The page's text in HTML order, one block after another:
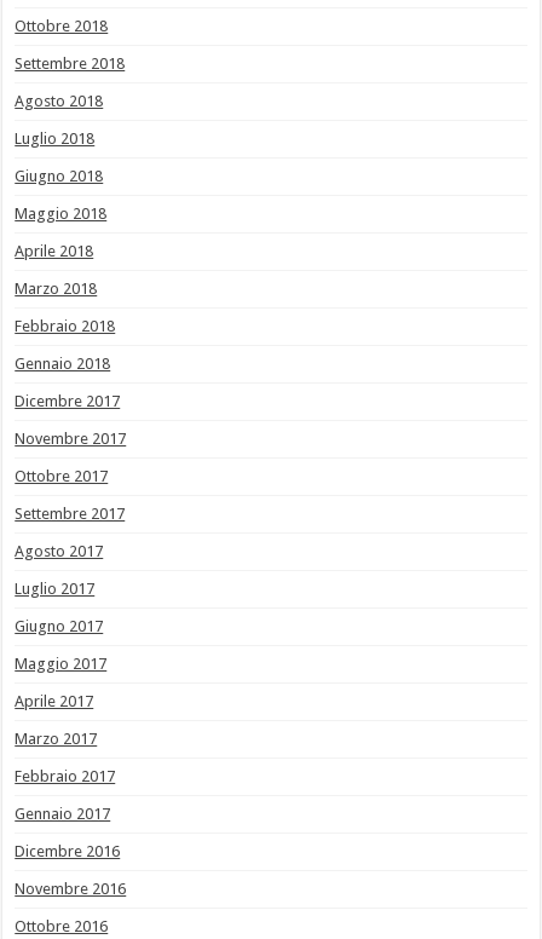
Ottobre 2018
Settembre 2018
Agosto 2018
Luglio 2018
Giugno 2018
Maggio 2018
Aprile 2018
Marzo 2018
Febbraio 2018
Gennaio 2018
Dicembre 2017
Novembre 2017
Ottobre 2017
Settembre 2017
Agosto 2017
Luglio 2017
Giugno 2017
Maggio 2017
Aprile 2017
Marzo 2017
Febbraio 2017
Gennaio 2017
Dicembre 2016
Novembre 2016
Ottobre 2016